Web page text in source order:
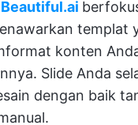
Beautiful.ai
templat
konten
Slide Anda
dengan baik